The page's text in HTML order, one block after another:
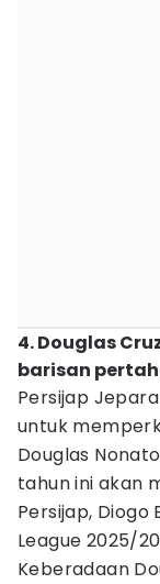
4. Douglas
barisan
Persijap
untuk
Douglas
tahun ini akan
Persijap, Diogo
League 2025/
Keberadaan